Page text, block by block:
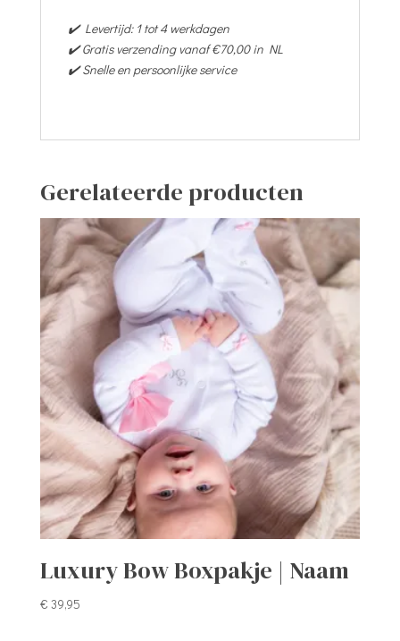
✔️ Levertijd: 1 tot 4 werkdagen
✔️ Gratis verzending vanaf €70,00 in NL
✔️ Snelle en persoonlijke service
Gerelateerde producten
Luxury Bow Boxpakje | Naam
€ 39,95